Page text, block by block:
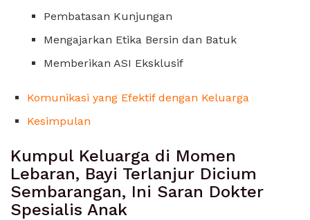
Pembatasan Kunjungan
Mengajarkan Etika Bersin dan Batuk
Memberikan ASI Eksklusif
Komunikasi yang Efektif dengan Keluarga
Kesimpulan
Kumpul Keluarga di Momen
Lebaran, Bayi Terlanjur Dicium
Sembarangan, Ini Saran Dokter
Spesialis Anak